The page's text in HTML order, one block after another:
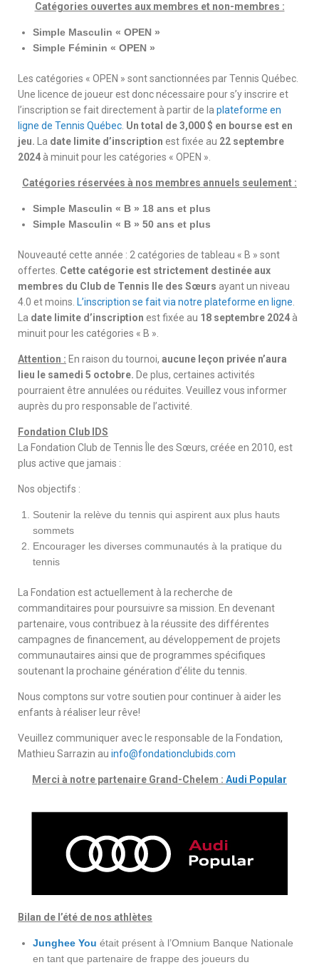
Catégories ouvertes aux membres et non-membres :
Simple Masculin « OPEN »
Simple Féminin « OPEN »
Les catégories « OPEN » sont sanctionnées par Tennis Québec.
Une licence de joueur est donc nécessaire pour s’y inscrire et
l’inscription se fait directement à partir de la plateforme en
ligne de Tennis Québec Un total de 3,000 $ en bourse est en
jeu.
La date limite d’inscription est fixée au 22 septembre
2024 à minuit pour les catégories « OPEN ».
Catégories réservées à nos membres annuels seulement :
Simple Masculin « B » 18 ans et plus
Simple Masculin « B » 50 ans et plus
Nouveauté cette année : 2 catégories de tableau « B » sont
offertes. Cette catégorie est strictement destinée aux
membres du Club de Tennis Ile des Sœurs ayant un niveau
4.0 et moins. L’inscription se fait via notre plateforme en ligne
La date limite d’inscription est fixée au 18 septembre 2024 à
minuit pour les catégories « B ».
Attention : En raison du tournoi, aucune leçon privée n’aura
lieu le samedi 5 octobre. De plus, certaines activités
pourraient être annulées ou réduites. Veuillez vous informer
auprès du pro responsable de l’activité.
Fondation Club IDS
La Fondation Club de Tennis Île des Sœurs, créée en 2010, est
plus active que jamais :
Nos objectifs :
Soutenir la relève du tennis qui aspirent aux plus hauts
sommets
Encourager les diverses communautés à la pratique du
tennis
La Fondation est actuellement à la recherche de
commanditaires pour poursuivre sa mission. En devenant
partenaire, vous contribuez à la réussite des différentes
campagnes de financement, au développement de projets
communautaires ainsi que de programmes spécifiques
soutenant la prochaine génération d’élite du tennis.
Nous comptons sur votre soutien pour continuer à aider les
enfants à réaliser leur rêve!
Veuillez communiquer avec le responsable de la Fondation,
Mathieu Sarrazin au info@fondationclubids.com
Merci à notre partenaire Grand-Chelem : Audi Popular
Bilan de l’été de nos athlètes
Junghee You était présent à l’Omnium Banque Nationale
en tant que partenaire de frappe des joueurs du